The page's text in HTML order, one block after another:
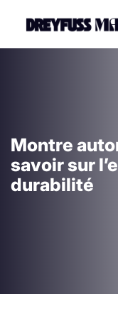
Montre
savoir sur
durabilité